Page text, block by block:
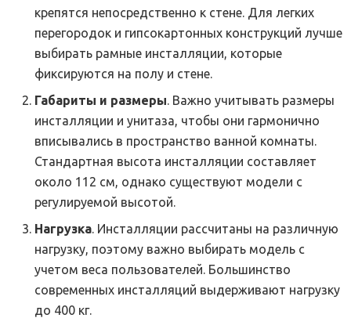
крепятся непосредственно к стене. Для легких
перегородок и гипсокартонных конструкций лучше
выбирать рамные инсталляции, которые
фиксируются на полу и стене.
Габариты и размеры. Важно учитывать размеры
инсталляции и унитаза, чтобы они гармонично
вписывались в пространство ванной комнаты.
Стандартная высота инсталляции составляет
около 112 см, однако существуют модели с
регулируемой высотой.
Нагрузка. Инсталляции рассчитаны на различную
нагрузку, поэтому важно выбирать модель с
учетом веса пользователей. Большинство
современных инсталляций выдерживают нагрузку
до 400 кг.